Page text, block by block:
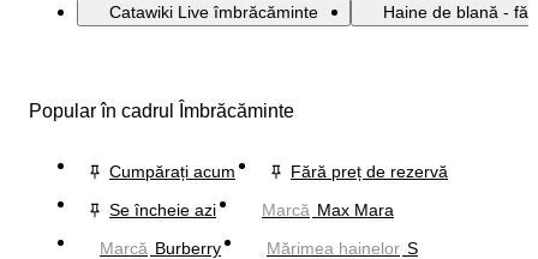
Catawiki Live îmbrăcăminte Haine de blană -
Popular în cadrul Îmbrăcăminte
Cumpărați acum
Fără preț de rezervă
Se încheie azi
Marcă Max Mara
Marcă Burberry Mărimea hainelor S